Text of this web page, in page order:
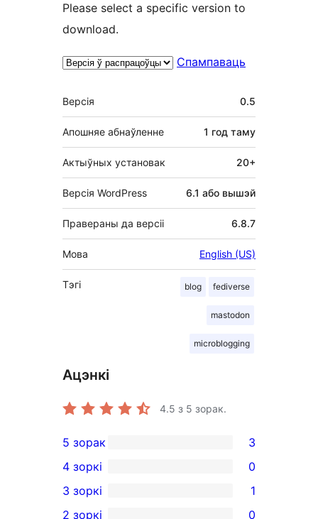
Please select a specific version to
download.
Спампаваць
Мета
Версія 0.5
Апошняе абнаўленне 1 год таму
Актыўных установак 20+
Версія WordPress 6.1 або вышэй
Правераны да версіі 6.8.7
Мова English (US)
Тэгі blog fediverse
mastodon
microblogging
Ацэнкі
4.5 з 5 зорак.
3
5-
star
reviews
5 зорак 3
4-
4 зоркі 0
1
3 зоркі 1
2 зоркі 0